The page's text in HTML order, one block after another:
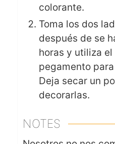
colorante.
Toma los dos
después de se
horas y utiliza
pegamento
Deja secar un
decorarlas.
NOTES